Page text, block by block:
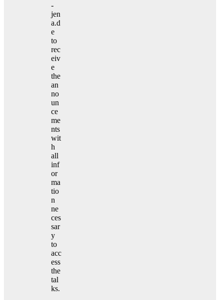
-
jen
a.d
e
to
rec
eiv
e
the
an
no
un
ce
me
nts
wit
h
all
inf
or
ma
tio
n
ne
ces
sar
y
to
acc
ess
the
tal
ks.